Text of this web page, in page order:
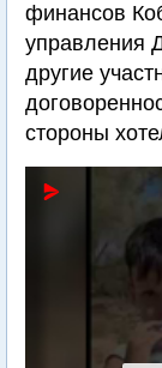
финансов
управления
другие
стороны